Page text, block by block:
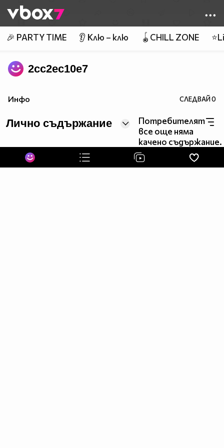
👾
🎉 PARTY TIME 👂 Клю – клю 🪀CHILL ZONE
2cc2ec10e7
Инфо СЛЕДВАЙ0
Лично съдържание
Потребителят
все още няма
качено съдържание.